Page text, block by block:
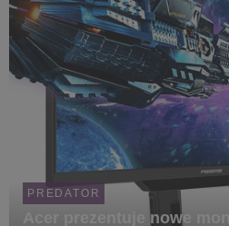
PREDATOR
Acer prezentuje nowe